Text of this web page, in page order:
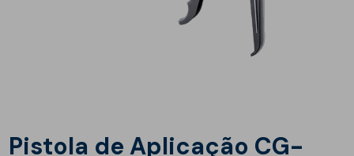
Pistola de Aplicação CG-